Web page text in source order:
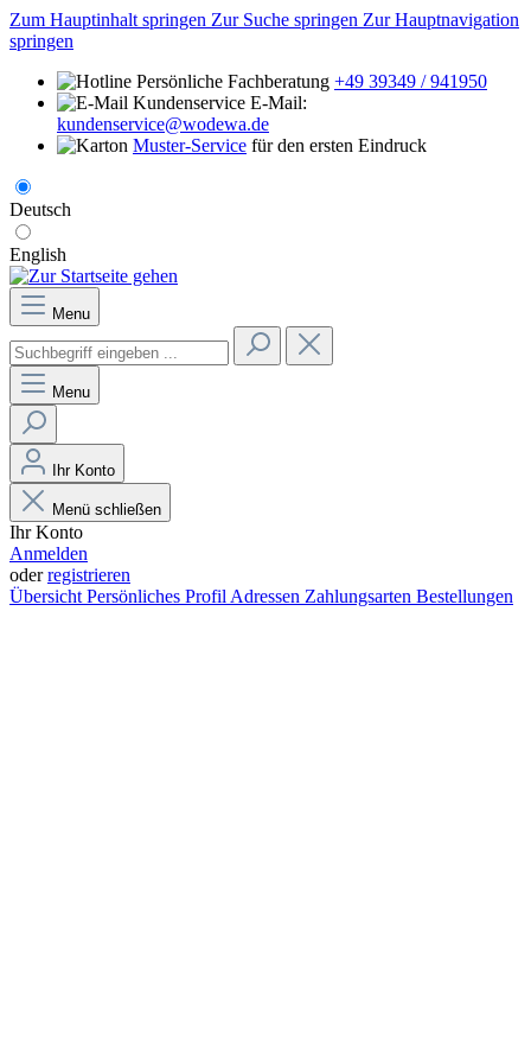
Zum Hauptinhalt springen Zur Suche springen Zur Hauptnavigation
springen
Persönliche Fachberatung +49 39349 / 941950
E-Mail:
kundenservice@wodewa.de
Muster-Service für den ersten Eindruck
Deutsch
English
Menu
Menu
Ihr Konto
Menü schließen
Ihr Konto
Anmelden
oderregistrieren
Übersicht Persönliches Profil Adressen Zahlungsarten Bestellungen